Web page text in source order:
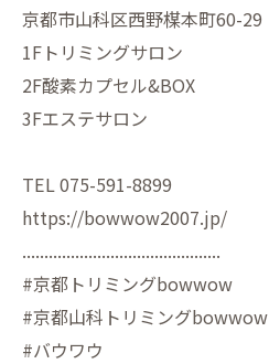
京都市山科区西野楳本町60-29
1Fトリミングサロン
2F酸素カプセル&BOX
3Fエステサロン
TEL 075-591-8899
https://bowwow2007.jp/
.............................................
#京都トリミングbowwow
#京都山科トリミングbowwow
#バウワウ